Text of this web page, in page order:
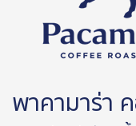
พาคามาร่า